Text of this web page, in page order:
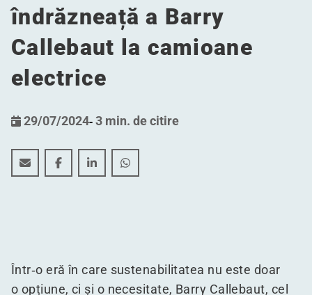
îndrăzneață a Barry
Callebaut la camioane
electrice
29/07/2024-3 min. de citire
Livrarea sustenabilă de ciocolată: Trecerea
Livrarea sustenabilă de ciocolată: Trecerea
Livrarea sustenabilă de ciocolată:
Livrarea sustenabilă de ciocolată:
Într‑o eră în care sustenabilitatea nu este doar
o opțiune, ci și o necesitate, Barry Callebaut, cel